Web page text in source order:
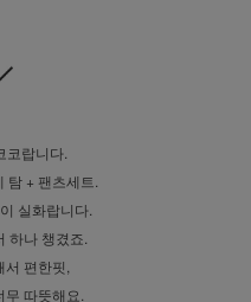
코랍니다.
+ 팬츠세트.
실화랍니다.
하나 챙겼죠.
편한핏,
따뜻해요.